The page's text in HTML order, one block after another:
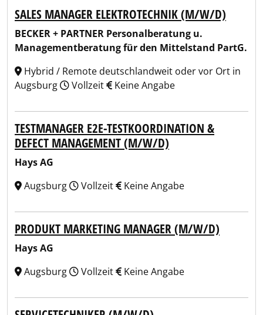
SALES MANAGER ELEKTROTECHNIK (M/W/D)
BECKER + PARTNER Personalberatung u.
Managementberatung für den Mittelstand PartG.
Hybrid / Remote deutschlandweit oder vor Ort in
Augsburg
Vollzeit Keine Angabe
TESTMANAGER E2E-TESTKOORDINATION &
DEFECT MANAGEMENT (M/W/D)
Hays AG
Augsburg
Vollzeit Keine Angabe
PRODUKT MARKETING MANAGER (M/W/D)
Hays AG
Augsburg
Vollzeit Keine Angabe